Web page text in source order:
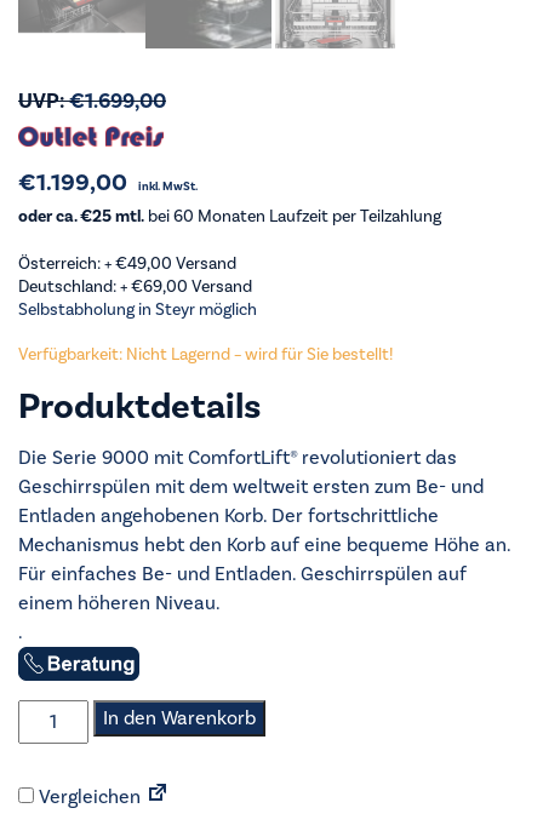
UVP:€1.699,00
€1.199,00 inkl. MwSt.
oder ca. €25 mtl. bei 60 Monaten Laufzeit per Teilzahlung
Österreich: +€49,00 Versand
Deutschland: +€69,00 Versand
Selbstabholung in Steyr möglich
Verfügbarkeit: Nicht Lagernd – wird für Sie bestellt!
Produktdetails
Die Serie 9000 mit ComfortLift® revolutioniert das
Geschirrspülen mit dem weltweit ersten zum Be- und
Entladen angehobenen Korb. Der fortschrittliche
Mechanismus hebt den Korb auf eine bequeme Höhe an.
Für einfaches Be- und Entladen. Geschirrspülen auf
einem höheren Niveau.
.
AEG
-
60cm
In den Warenkorb
Vergleichen